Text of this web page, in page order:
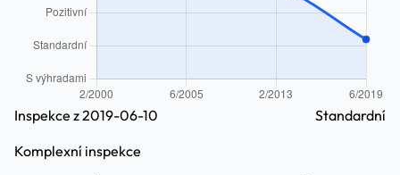
Inspekce z 2019-06-10
Komplexní inspekce
Standardní